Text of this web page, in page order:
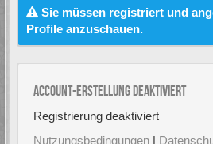
Sie müssen registriert und
Profile anzuschauen.
Account-Erstellung deaktiviert
Registrierung deaktiviert
Nutzungsbedingungen |